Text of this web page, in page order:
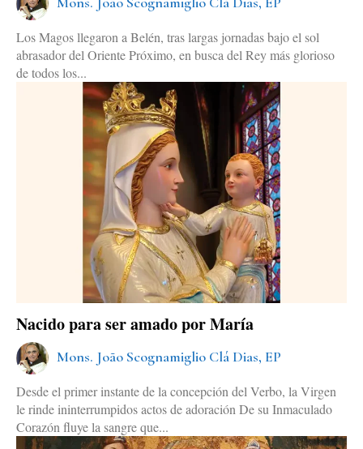
Los Magos llegaron a Belén, tras largas jornadas bajo el sol
abrasador del Oriente Próximo, en busca del Rey más glorioso
de todos los...
Nacido para ser amado por María
Mons. João Scognamiglio Clá Dias, EP
Desde el primer instante de la concepción del Verbo, la Virgen
le rinde ininterrumpidos actos de adoración De su Inmaculado
Corazón fluye la sangre que...